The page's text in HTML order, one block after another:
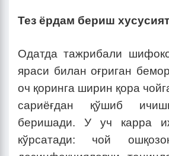
Тез ёрдам бериш
Одатда тажрибали
яраси билан оғриган
оч қоринга ширин қора
сариёғдан қўшиб
беришади. У уч карра
кўрсатади: чой